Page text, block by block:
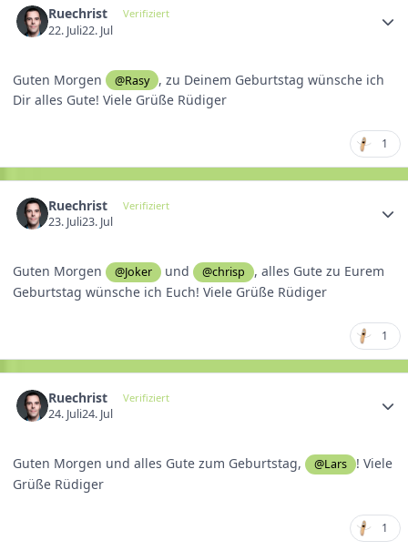
Ruechrist Verifiziert
22. Juli22. Jul
Guten Morgen @Rasy
, zu Deinem Geburtstag wünsche ich
Dir alles Gute! Viele Grüße Rüdiger
1
Ruechrist Verifiziert
23. Juli23. Jul
Guten Morgen @Joker und @chrisp
, alles Gute zu Eurem
Geburtstag wünsche ich Euch! Viele Grüße Rüdiger
1
Ruechrist Verifiziert
24. Juli24. Jul
Guten Morgen und alles Gute zum Geburtstag, @Lars
! Viele
Grüße Rüdiger
1